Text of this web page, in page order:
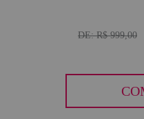
DE:R$ 999,00